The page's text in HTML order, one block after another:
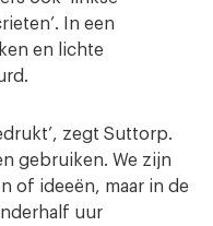
In een
en lichte
zegt Suttorp.
gebruiken. We zijn
of ideeën, maar in de
uur